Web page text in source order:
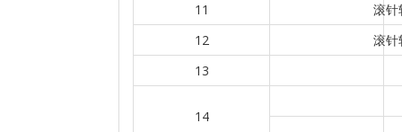
11
滚针
12
滚针
13
14